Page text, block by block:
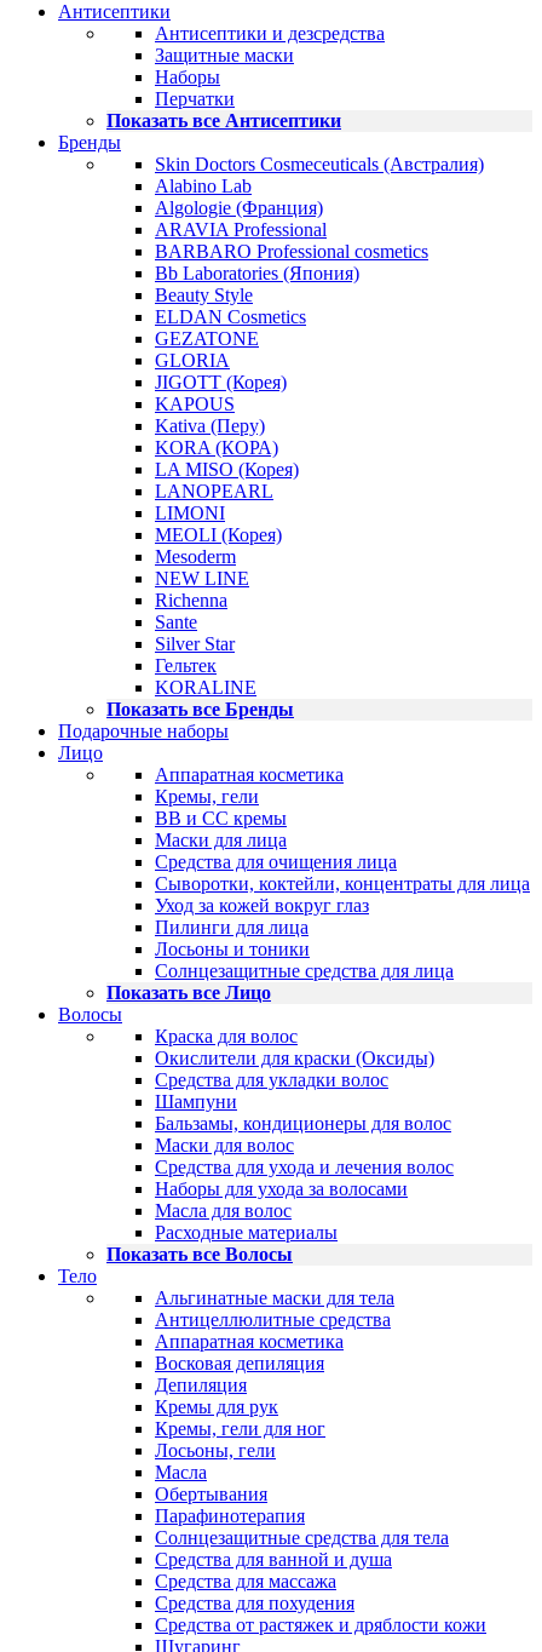
Антисептики
Антисептики и дезсредства
Защитные маски
Наборы
Перчатки
Показать все Антисептики
Бренды
Skin Doctors Cosmeceuticals (Австралия)
Alabino Lab
Algologie (Франция)
ARAVIA Professional
BARBARO Professional cosmetics
Bb Laboratories (Япония)
Beauty Style
ELDAN Cosmetics
GEZATONE
GLORIA
JIGOTT (Корея)
KAPOUS
Kativa (Перу)
KORA (КОРА)
LA MISO (Корея)
LANOPEARL
LIMONI
MEOLI (Корея)
Mesoderm
NEW LINE
Richenna
Sante
Silver Star
Гельтек
KORALINE
Показать все Бренды
Подарочные наборы
Лицо
Аппаратная косметика
Кремы, гели
BB и CC кремы
Маски для лица
Средства для очищения лица
Сыворотки, коктейли, концентраты для лица
Уход за кожей вокруг глаз
Пилинги для лица
Лосьоны и тоники
Солнцезащитные средства для лица
Показать все Лицо
Волосы
Краска для волос
Окислители для краски (Оксиды)
Средства для укладки волос
Шампуни
Бальзамы, кондиционеры для волос
Маски для волос
Средства для ухода и лечения волос
Наборы для ухода за волосами
Масла для волос
Расходные материалы
Показать все Волосы
Тело
Альгинатные маски для тела
Антицеллюлитные средства
Аппаратная косметика
Восковая депиляция
Депиляция
Кремы для рук
Кремы, гели для ног
Лосьоны, гели
Масла
Обертывания
Парафинотерапия
Солнцезащитные средства для тела
Средства для ванной и душа
Средства для массажа
Средства для похудения
Средства от растяжек и дряблости кожи
Шугаринг